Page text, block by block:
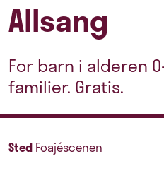
Allsang
For barn i alderen
familier. Gratis.
Sted Foajéscenen